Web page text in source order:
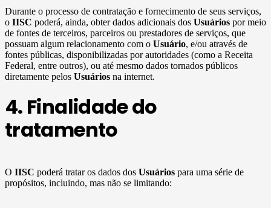
Durante o processo de contratação e fornecimento de seus serviços,
o IISC poderá, ainda, obter dados adicionais dos Usuários por meio
de fontes de terceiros, parceiros ou prestadores de serviços, que
possuam algum relacionamento com o Usuário, e/ou através de
fontes públicas, disponibilizadas por autoridades (como a Receita
Federal, entre outros), ou até mesmo dados tornados públicos
diretamente pelos Usuários na internet.
4. Finalidade do
tratamento
O IISC poderá tratar os dados dos Usuários para uma série de
propósitos, incluindo, mas não se limitando: